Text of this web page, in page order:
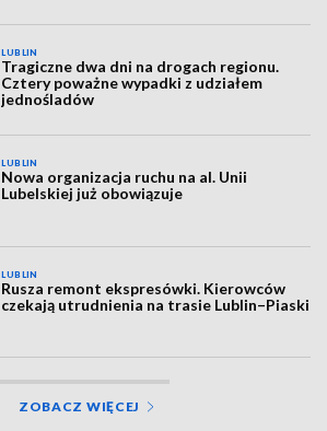
LUBLIN
Tragiczne dwa dni na drogach regionu.
Cztery poważne wypadki z udziałem
jednośladów
LUBLIN
Nowa organizacja ruchu na al. Unii
Lubelskiej już obowiązuje
LUBLIN
Rusza remont ekspresówki. Kierowców
czekają utrudnienia na trasie Lublin–Piaski
ZOBACZ WIĘCEJ